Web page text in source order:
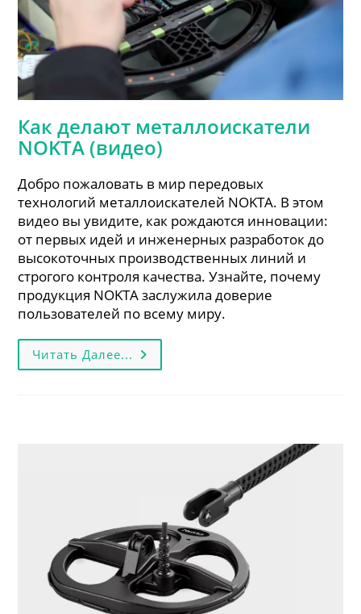
Как делают металлоискатели
NOKTA (видео)
Добро пожаловать в мир передовых
технологий металлоискателей NOKTA. В этом
видео вы увидите, как рождаются инновации:
от первых идей и инженерных разработок до
высокоточных производственных линий и
строгого контроля качества. Узнайте, почему
продукция NOKTA заслужила доверие
пользователей по всему миру.
Читать Далее... Как